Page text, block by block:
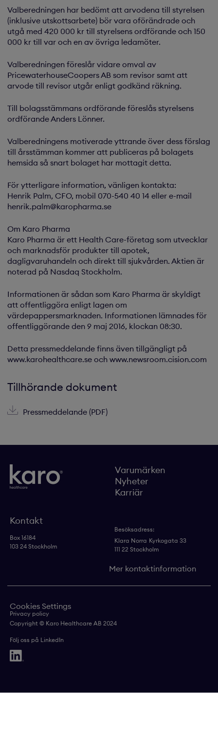
Valberedningen har bedömt att arvodena till styrelsen
(inklusive utskottsarbete) bör vara oförändrade och
utgå med 420 000 kr till styrelsens ordförande och 150
000 kr till var och en av övriga ledamöter.
Valberedningen föreslår vidare omval av
PricewaterhouseCoopers AB som revisor samt att
arvode till revisor utgår enligt godkänd räkning.
Till bolagsstämmans ordförande föreslås styrelsens
ordförande Anders Lönner.
Valberedningens motiverade yttrande över dess förslag
till årsstämman kommer att publiceras på bolagets
hemsida så snart bolaget har mottagit detta.
För ytterligare information, vänligen kontakta:
Henrik Palm, CFO, mobil 070-540 40 14 eller e-mail
henrik.palm@karopharma.se
Om Karo Pharma
Karo Pharma är ett Health Care-företag som utvecklar
och marknadsför produkter till apotek,
dagligvaruhandeln och direkt till sjukvården. Aktien är
noterad på Nasdaq Stockholm.
Informationen är sådan som Karo Pharma är skyldigt
att offentliggöra enligt lagen om
värdepappersmarknaden. Informationen lämnades för
offentliggörande den 9 maj 2016, klockan 08:30.
Detta pressmeddelande finns även tillgängligt på
www.karohealthcare.se och www.newsroom.cision.com
Tillhörande dokument
Pressmeddelande (PDF)
Varumärken
Nyheter
Karriär
Kontakt
Box 16184
103 24 Stockholm
Besöksadress:
Klara Norra Kyrkogata 33
111 22 Stockholm
Mer kontaktinformation
Cookies Settings
Privacy policy
Copyright © Karo Healthcare AB 2024
Följ oss på LinkedIn